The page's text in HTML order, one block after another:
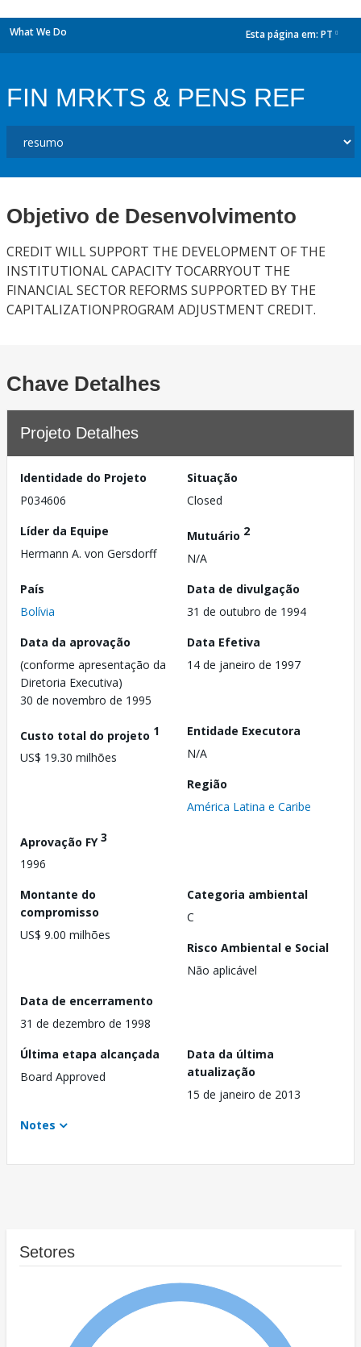
What We Do Esta página em: PT
FIN MRKTS & PENS REF
Objetivo de Desenvolvimento
CREDIT WILL SUPPORT THE DEVELOPMENT OF THE
INSTITUTIONAL CAPACITY TOCARRYOUT THE
FINANCIAL SECTOR REFORMS SUPPORTED BY THE
CAPITALIZATIONPROGRAM ADJUSTMENT CREDIT.
Chave Detalhes
Projeto Detalhes
Identidade do Projeto
P034606
Situação
Closed
Líder da Equipe
Hermann A. von Gersdorff
Mutuário 2
N/A
País
Bolívia
Data de divulgação
31 de outubro de 1994
Data da aprovação
(conforme apresentação da
Diretoria Executiva)
30 de novembro de 1995
Data Efetiva
14 de janeiro de 1997
Custo total do projeto 1
US$ 19.30 milhões
Entidade Executora
N/A
Região
América Latina e Caribe
Aprovação FY3
1996
Montante do
compromisso
US$ 9.00 milhões
Categoria ambiental
C
Risco Ambiental e Social
Não aplicável
Data de encerramento
31 de dezembro de 1998
Última etapa alcançada
Board Approved
Data da última
atualização
15 de janeiro de 2013
Notes
Setores